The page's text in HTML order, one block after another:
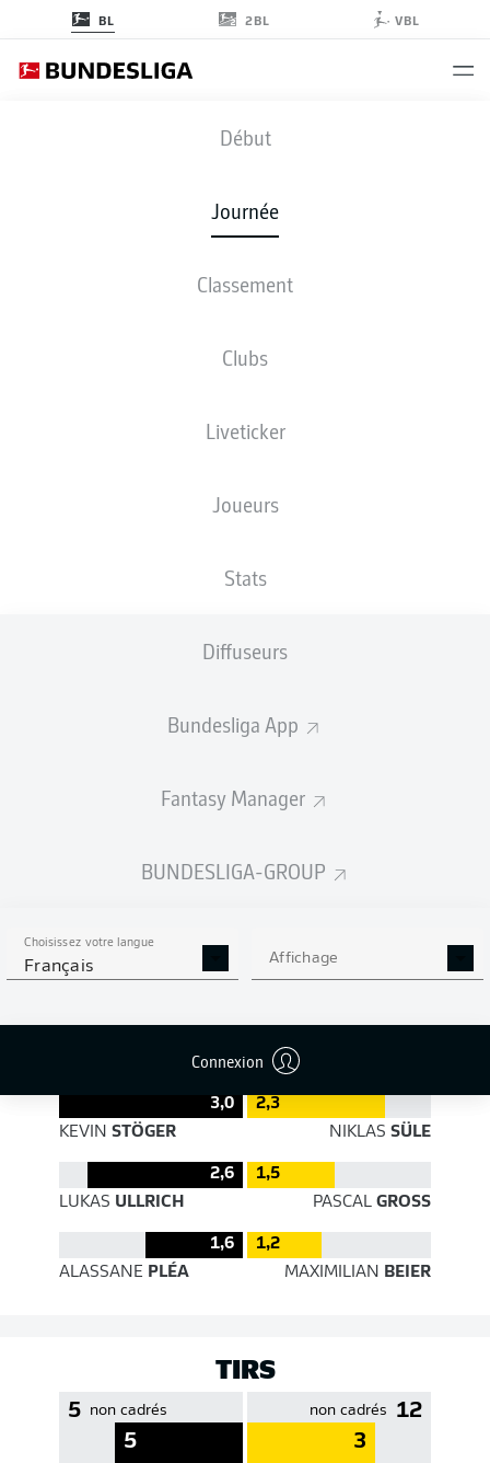
BL 2BL VBL
Début
Journée
Classement
Clubs
Liveticker
Joueurs
Stats
Diffuseurs
Bundesliga App
Fantasy Manager
BUNDESLIGA-GROUP
Choisissez votre langue
Français Affichage
Connexion
BMG - BVB
1 1
COMPOSITIONS STATISTIQUES
537
79 % Précision 87 %
EFFICACITÉ DES PASSES
3,0
2,3
KEVIN STÖGER NIKLAS SÜLE
2,6
1,5
LUKAS ULLRICH PASCALGROSS
1,6
1,2
ALASSANE PLÉA MAXIMILIAN BEIER
TIRS
5 non cadrés
5
12
non cadrés
3